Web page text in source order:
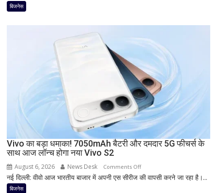
देगा
दस्तक!
8000mAh
7-
इंच
डिस्प्ले
और
Snapdragon
प्रोसेसर
मचेगी
बिजनेस
Vivo का बड़ा धमाका! 7050mAh बैटरी और दमदार 5G फीचर्स के
साथ आज लॉन्च होगा नया Vivo S2
August 6, 2026 News Desk Comments Offon
Vivo
नई दिल्ली: वीवो आज भारतीय बाजार में अपनी एस सीरीज की वापसी करने जा रहा है।...
बिजनेस